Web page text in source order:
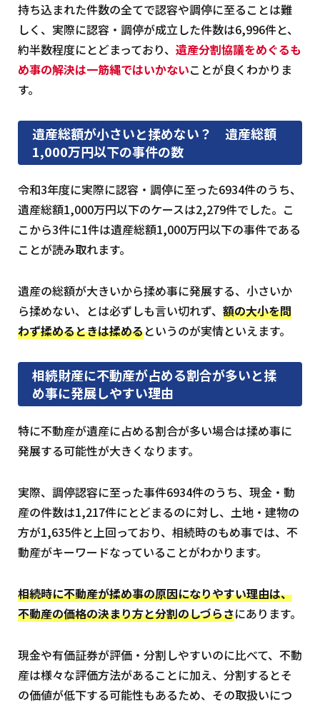
持ち込まれた件数の全てで認容や調停に至ることは難
しく、実際に認容・調停が成立した件数は6,996件と、
約半数程度にとどまっており、 遺産分割協議をめぐるも
め事の解決は一筋縄ではいかないことが良くわかりま
す。
遺産総額が小さいと揉めない？ 遺産総額
1,000万円以下の事件の数
令和3年度に実際に認容・調停に至った6934件のうち、
遺産総額1,000万円以下のケースは2,279件でした。こ
こから3件に1件は遺産総額1,000万円以下の事件である
ことが読み取れます。
遺産の総額が大きいから揉め事に発展する、小さいか
ら揉めない、とは必ずしも言い切れず、 額の大小を問
わず揉めるときは揉めるというのが実情といえます。
相続財産に不動産が占める割合が多いと揉
め事に発展しやすい理由
特に不動産が遺産に占める割合が多い場合は揉め事に
発展する可能性が大きくなります。
実際、調停認容に至った事件6934件のうち、現金・動
産の件数は1,217件にとどまるのに対し、土地・建物の
方が1,635件と上回っており、相続時のもめ事では、不
動産がキーワードなっていることがわかります。
相続時に不動産が揉め事の原因になりやすい理由は、
不動産の価格の決まり方と分割のしづらさにあります。
現金や有価証券が評価・分割しやすいのに比べて、不動
産は様々な評価方法があることに加え、分割するとそ
の価値が低下する可能性もあるため、その取扱いにつ